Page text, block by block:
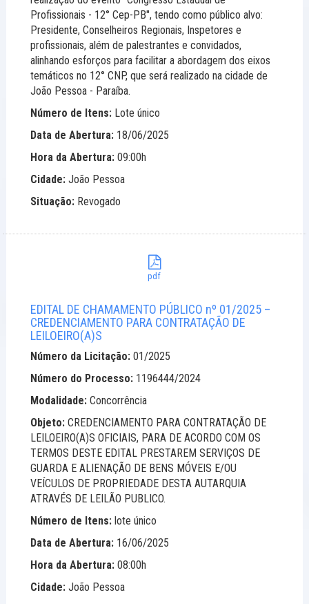
Profissionais - 12° Cep-PB", tendo como público alvo:
Presidente, Conselheiros Regionais, Inspetores e
profissionais, além de palestrantes e convidados,
alinhando esforços para facilitar a abordagem dos eixos
temáticos no 12° CNP, que será realizado na cidade de
João Pessoa - Paraíba.
Número de Itens: Lote único
Data de Abertura: 18/06/2025
Hora da Abertura: 09:00h
Cidade: João Pessoa
Situação: Revogado
pdf
EDITAL DE CHAMAMENTO PÚBLICO nº 01/2025 –
CREDENCIAMENTO PARA CONTRATAÇÃO DE
LEILOEIRO(A)S
Número da Licitação: 01/2025
Número do Processo: 1196444/2024
Modalidade: Concorrência
Objeto: CREDENCIAMENTO PARA CONTRATAÇÃO DE
LEILOEIRO(A)S OFICIAIS, PARA DE ACORDO COM OS
TERMOS DESTE EDITAL PRESTAREM SERVIÇOS DE
GUARDA E ALIENAÇÃO DE BENS MÓVEIS E/OU
VEÍCULOS DE PROPRIEDADE DESTA AUTARQUIA
ATRAVÉS DE LEILÃO PUBLICO.
Número de Itens: lote único
Data de Abertura: 16/06/2025
Hora da Abertura: 08:00h
Cidade: João Pessoa